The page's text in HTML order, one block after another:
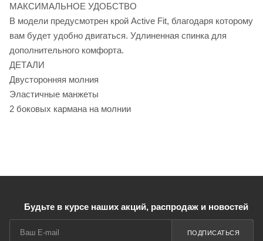
МАКСИМАЛЬНОЕ УДОБСТВО
В модели предусмотрен крой Active Fit, благодаря которому
вам будет удобно двигаться. Удлиненная спинка для
дополнительного комфорта.
ДЕТАЛИ
Двусторонняя молния
Эластичные манжеты
2 боковых кармана на молнии
Будьте в курсе наших акций, распродаж и новостей
ПОДПИСАТЬСЯ